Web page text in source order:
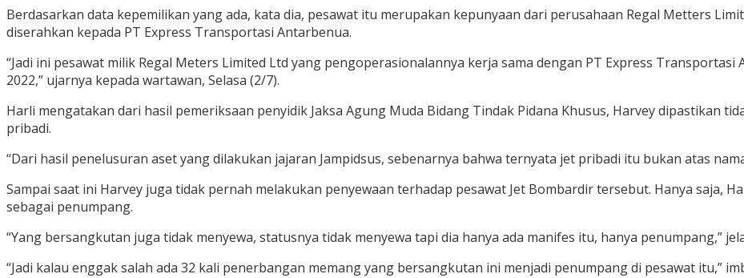
Berdasarkan data kepemilikan yang ada, kata dia, pesawat itu merupakan kepunyaan dari perusahaan Regal Metters
diserahkan kepada PT Express Transportasi Antarbenua.
“Jadi ini pesawat milik Regal Meters Limited Ltd yang pengoperasionalannya kerja sama dengan PT Express
2022,” ujarnya kepada wartawan, Selasa (2/7).
Harli mengatakan dari hasil pemeriksaan penyidik Jaksa Agung Muda Bidang Tindak Pidana Khusus, Harvey dipastikan
pribadi.
“Dari hasil penelusuran aset yang dilakukan jajaran Jampidsus, sebenarnya bahwa ternyata jet pribadi itu bukan atas
Sampai saat ini Harvey juga tidak pernah melakukan penyewaan terhadap pesawat Jet Bombardir tersebut. Hanya saja,
sebagai penumpang.
“Yang bersangkutan juga tidak menyewa, statusnya tidak menyewa tapi dia hanya ada manifes itu, hanya penumpang,”
“Jadi kalau enggak salah ada 32 kali penerbangan memang yang bersangkutan ini menjadi penumpang di pesawat itu,”